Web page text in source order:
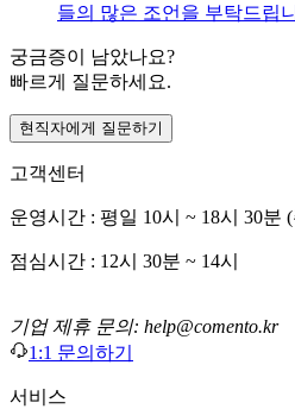
들의 많은 조언을 부탁드립
궁금증이 남았나요?
빠르게 질문하세요.
현직자에게 질문하기
고객센터
운영시간 : 평일 10시 ~ 18시 30분
점심시간 : 12시 30분 ~ 14시
기업 제휴 문의: help@comento.kr
1:1 문의하기
서비스